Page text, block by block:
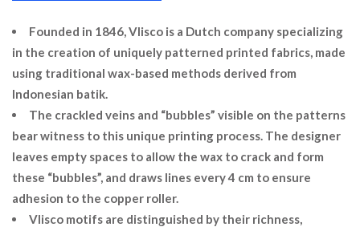
Founded in 1846, Vlisco is a Dutch company specializing
in the creation of uniquely patterned printed fabrics, made
using traditional wax-based methods derived from
Indonesian batik.
The crackled veins and “bubbles” visible on the patterns
bear witness to this unique printing process. The designer
leaves empty spaces to allow the wax to crack and form
these “bubbles”, and draws lines every 4 cm to ensure
adhesion to the copper roller.
Vlisco motifs are distinguished by their richness,